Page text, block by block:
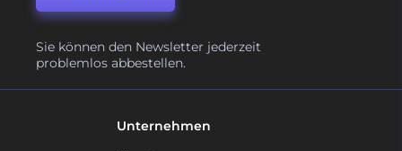
Sie können den Newsletter jederzeit
problemlos abbestellen.
Unternehmen